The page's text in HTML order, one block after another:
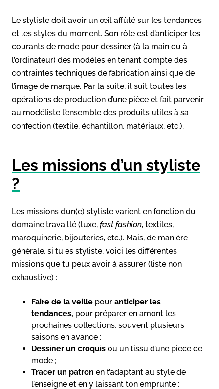
Le styliste doit avoir un œil affûté sur les tendances
et les styles du moment. Son rôle est d’anticiper les
courants de mode pour dessiner (à la main ou à
l’ordinateur) des modèles en tenant compte des
contraintes techniques de fabrication ainsi que de
l’image de marque. Par la suite, il suit toutes les
opérations de production d’une pièce et fait parvenir
au modéliste l’ensemble des produits utiles à sa
confection (textile, échantillon, matériaux, etc.).
Les missions d’un styliste
?
Les missions d’un(e) styliste varient en fonction du
domaine travaillé (luxe, fast fashion, textiles,
maroquinerie, bijouteries, etc.). Mais, de manière
générale, si tu es styliste, voici les différentes
missions que tu peux avoir à assurer (liste non
exhaustive) :
Faire de la veille pour anticiper les
tendances, pour préparer en amont les
prochaines collections, souvent plusieurs
saisons en avance ;
Dessiner un croquis ou un tissu d’une pièce de
mode ;
Tracer un patron en t’adaptant au style de
l’enseigne et en y laissant ton emprunte ;